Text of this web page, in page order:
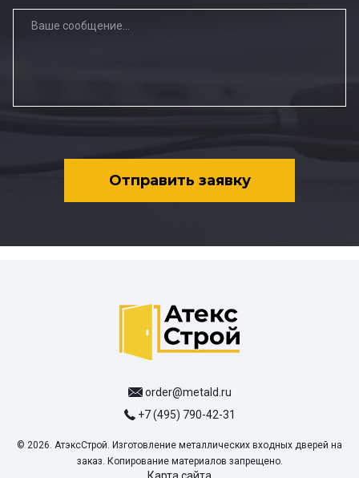
Отправить заявку
order@metald.ru
+7 (495) 790-42-31
© 2026. АтэксСтрой. Изготовление металлических входных дверей на
заказ. Копирование материалов запрещено.